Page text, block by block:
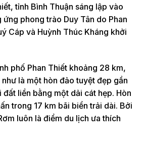
tỉnh Bình Thuận sáng lập vào
phong trào Duy Tân do Phan
Cáp và Huỳnh Thúc Kháng khởi
phố Phan Thiết khoảng 28 km,
là một hòn đảo tuyệt đẹp gần
liền bằng một dải cát hẹp. Hòn
trong 17 km bãi biển trải dài. Bởi
luôn là điểm du lịch ưa thích